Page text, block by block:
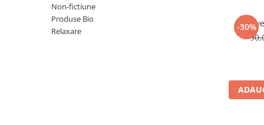
ScienceConnection
SelfConnect
Non-fictiune
Produse Bio
Relaxare
-30%